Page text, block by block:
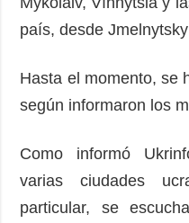
país, desde
Hasta el momento, se
según informaron los
Como informó
varias ciudades
particular, se